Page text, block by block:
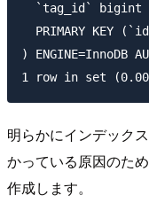
`tag_id` bigint
PRIMARY KEY
) ENGINE=InnoDB
明らかにインデック
かっている原因のため
作成します。